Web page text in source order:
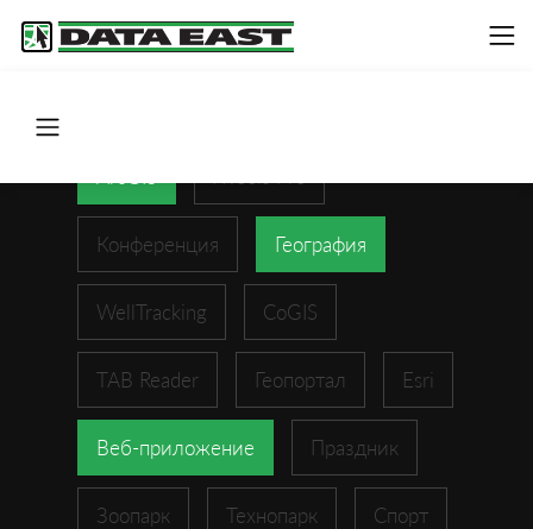
Конференция География
WellTracking CoGIS
TAB Reader Геопортал Esri
Веб-приложение Праздник
Зоопарк Технопарк Спорт